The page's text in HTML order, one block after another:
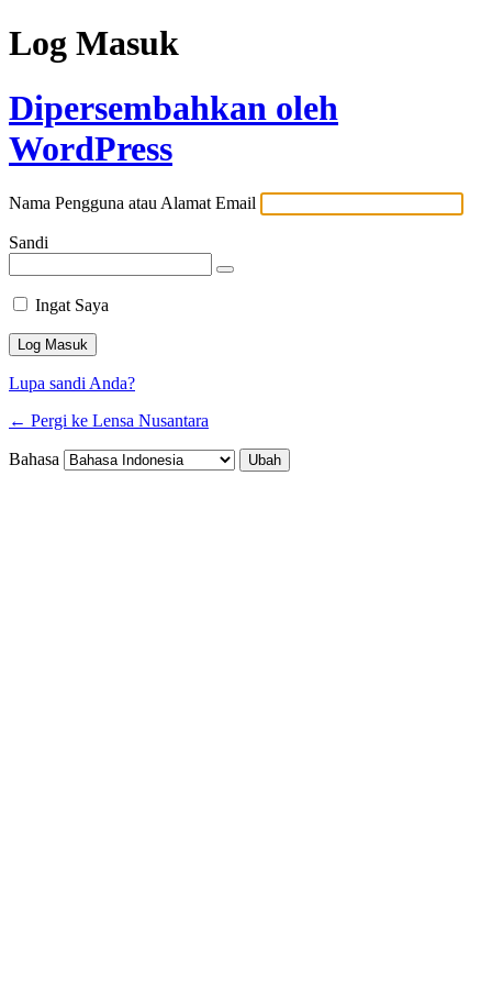
Log Masuk
Dipersembahkan oleh
WordPress
Nama Pengguna atau Alamat Email
Sandi
Ingat Saya
Lupa sandi Anda?
← Pergi ke Lensa Nusantara
Bahasa